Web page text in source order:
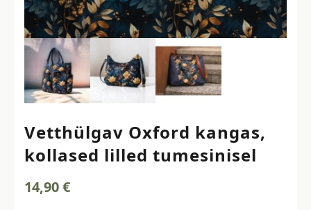
Vetthülgav Oxford kangas,
kollased lilled tumesinisel
14,90€